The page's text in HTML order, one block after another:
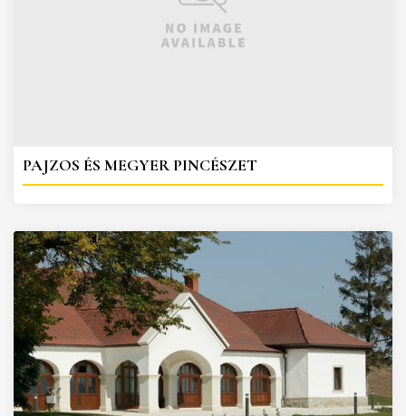
PAJZOS ÉS MEGYER PINCÉSZET